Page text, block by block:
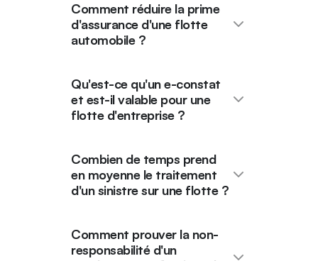
Comment réduire la prime
d'assurance d'une flotte
automobile ?
Qu'est-ce qu'un e-constat
et est-il valable pour une
flotte d'entreprise ?
Combien de temps prend
en moyenne le traitement
d'un sinistre sur une flotte ?
Comment prouver la non-
responsabilité d'un